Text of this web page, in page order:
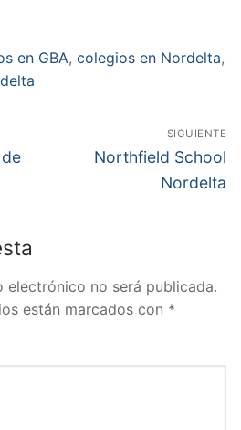
en GBA, colegios en Nordelta,
SIGUIENTE
Entrada
Northfield School
Nordelta
electrónico no será publicada.
están marcados con *